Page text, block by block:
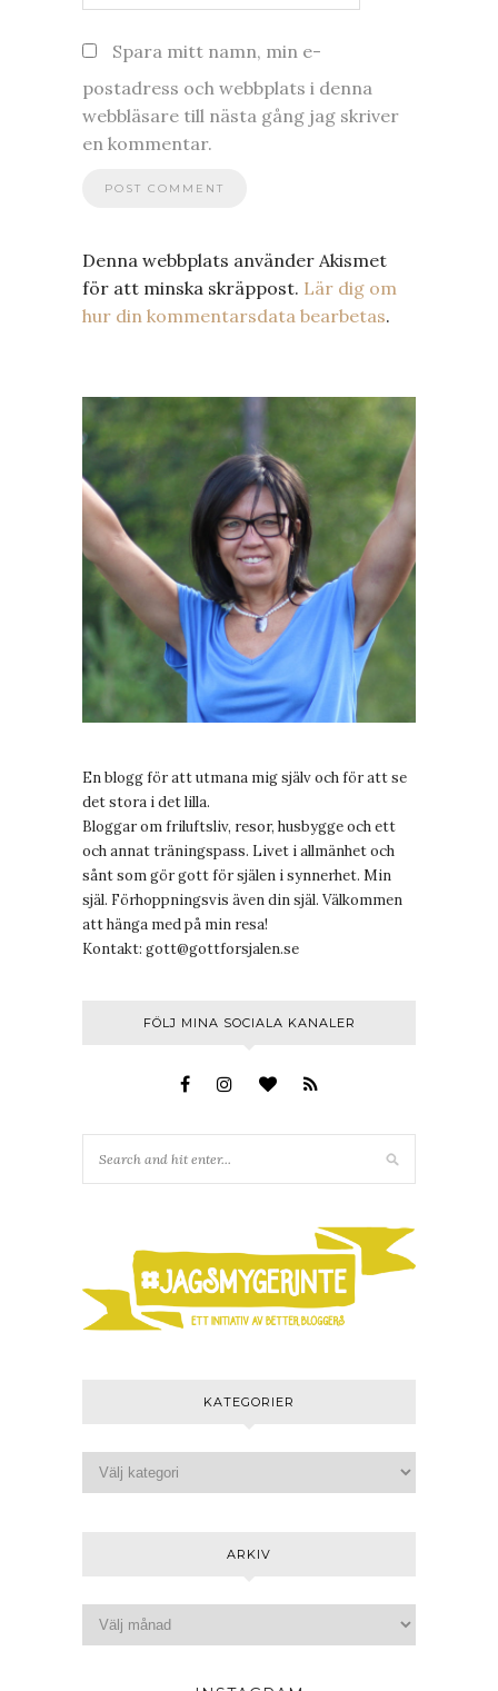
Spara mitt namn, min e-
postadress och webbplats i denna
webbläsare till nästa gång jag skriver
en kommentar.
Denna webbplats använder Akismet
för att minska skräppost. Lär dig om
hur din kommentarsdata bearbetas.
En blogg för att utmana mig själv och för att se
det stora i det lilla.
Bloggar om friluftsliv, resor, husbygge och ett
och annat träningspass. Livet i allmänhet och
sånt som gör gott för själen i synnerhet. Min
själ. Förhoppningsvis även din själ. Välkommen
att hänga med på min resa!
Kontakt: gott@gottforsjalen.se
FÖLJ MINA SOCIALA KANALER
KATEGORIER
ARKIV